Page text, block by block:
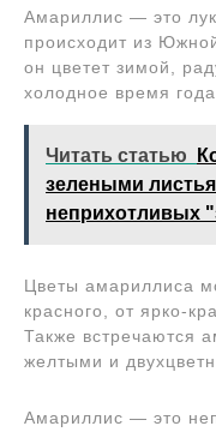
Амариллис ― это
происходит из
он цветет зимой,
холодное время
Читать статью
зелеными
неприхотливых
Цветы амариллиса
красного, от ярко-
Также встречаются
желтыми и
Амариллис ― это